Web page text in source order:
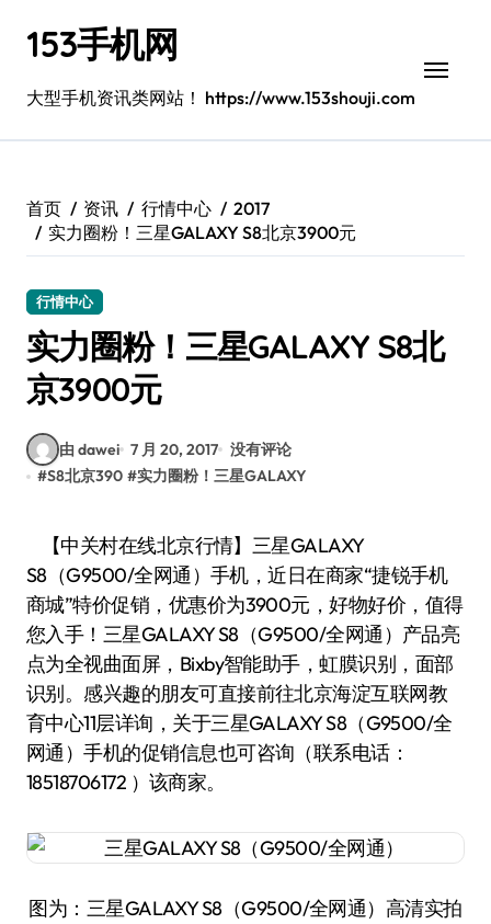
153手机网
大型手机资讯类网站！ https://www.153shouji.com
首页 资讯 行情中心
2017
实力圈粉！三星GALAXY S8北京3900元
行情中心
实力圈粉！三星GALAXY S8北
京3900元
由 dawei 7 月 20, 2017 没有评论
#S8北京390 #实力圈粉！三星GALAXY
【中关村在线北京行情】三星GALAXY
S8（G9500/全网通）手机，近日在商家“捷锐手机
商城”特价促销，优惠价为3900元，好物好价，值得
您入手！三星GALAXY S8（G9500/全网通）产品亮
点为全视曲面屏，Bixby智能助手，虹膜识别，面部
识别。感兴趣的朋友可直接前往北京海淀互联网教
育中心11层详询，关于三星GALAXY S8（G9500/全
网通）手机的促销信息也可咨询（联系电话：
18518706172 ）该商家。
图为：三星GALAXY S8（G9500/全网通）高清实拍